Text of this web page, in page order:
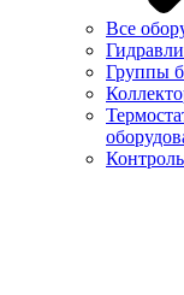
Все
Группы